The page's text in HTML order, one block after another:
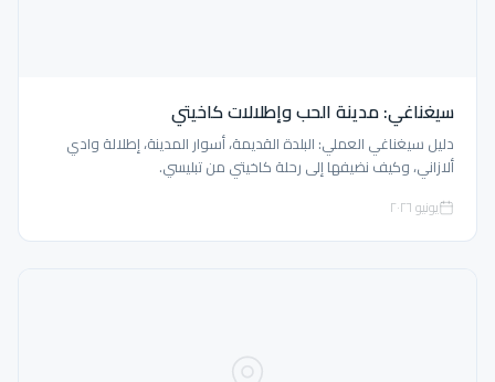
سيغناغي: مدينة الحب وإطلالات كاخيتي
دليل سيغناغي العملي: البلدة القديمة، أسوار المدينة، إطلالة وادي
ألازاني، وكيف نضيفها إلى رحلة كاخيتي من تبليسي.
يونيو ٢٠٢٦